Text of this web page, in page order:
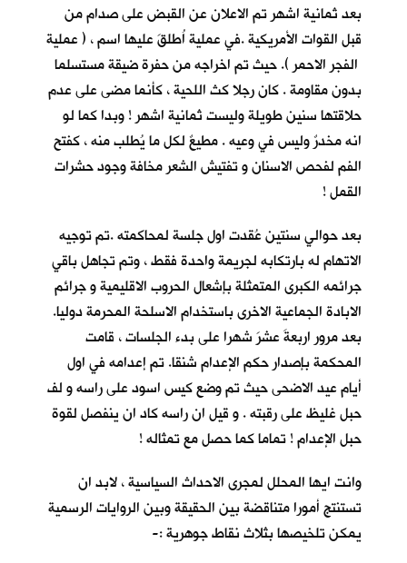
بعد ثمانية اشهر تم الاعلان عن القبض على صدام من
قبل القوات الأمريكية .في عملية اُطلقَ عليها اسم ، ( عملية
الفجر الاحمر ). حيث تم اخراجه من حفرة ضيقة مستسلما
بدون مقاومة . كان رجلا كث اللحية ، كأنما مضى على عدم
حلاقتها سنين طويلة وليست ثمانية اشهر ! وبدا كما لو
انه مخدرٌ وليس في وعيه . مطيعٌ لكل ما يُطلب منه ، كفتح
الفم لفحص الاسنان و تفتيش الشعر مخافة وجود حشرات
القمل !
بعد حوالي سنتين عُقدت اول جلسة لمحاكمته .تم توجيه
الاتهام له بارتكابه لجريمة واحدة فقط ، وتم تجاهل باقي
جرائمه الكبرى المتمثلة بإشعال الحروب الاقليمية و جرائم
الابادة الجماعية الاخرى باستخدام الاسلحة المحرمة دوليا.
بعد مرور اربعةَ عشرَ شهرا على بدء الجلسات ، قامت
المحكمة بإصدار حكم الإعدام شنقا. تم إعدامه في اول
أيام عيد الاضحى حيث تم وضع كيس اسود على راسه و لف
حبل غليظ على رقبته . و قيل ان راسه كاد ان ينفصل لقوة
حبل الإعدام ! تماما كما حصل مع تمثاله !
وانت ايها المحلل لمجرى الاحداث السياسية ، لابد ان
تستنتج أمورا متناقضة بين الحقيقة وبين الروايات الرسمية
يمكن تلخيصها بثلاث نقاط جوهرية :-